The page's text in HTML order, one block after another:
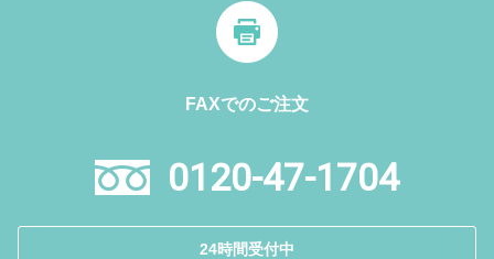
FAXでのご注文
0120-47-1704
24時間受付中